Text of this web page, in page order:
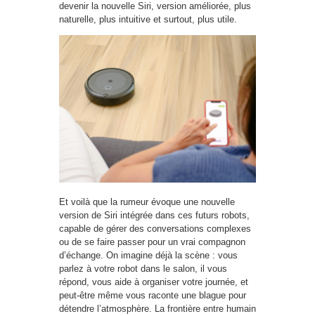
devenir la nouvelle Siri, version améliorée, plus
naturelle, plus intuitive et surtout, plus utile.
Et voilà que la rumeur évoque une nouvelle
version de Siri intégrée dans ces futurs robots,
capable de gérer des conversations complexes
ou de se faire passer pour un vrai compagnon
d’échange. On imagine déjà la scène : vous
parlez à votre robot dans le salon, il vous
répond, vous aide à organiser votre journée, et
peut-être même vous raconte une blague pour
détendre l’atmosphère. La frontière entre humain